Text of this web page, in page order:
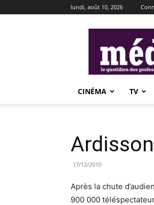
lundi, août 10, 2026
CINÉMA TV
17/12/2010
Après la chute
900 000